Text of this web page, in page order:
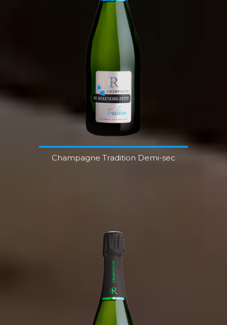
Champagne Tradition Demi-sec